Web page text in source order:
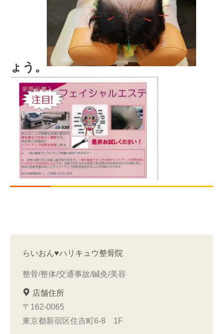
ょう。
らいおん♥ハリキュウ整骨院
整骨/整体/交通事故/鍼灸/美容
店舗住所
〒162-0065
東京都新宿区住吉町6-8 1F